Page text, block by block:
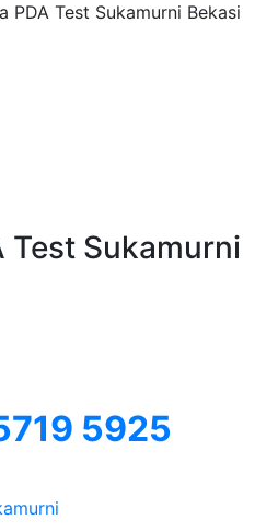
PDA Test Sukamurni Bekasi
Test Sukamurni
5925